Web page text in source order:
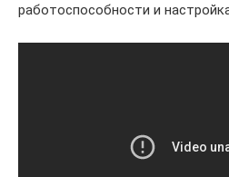
работоспособности и